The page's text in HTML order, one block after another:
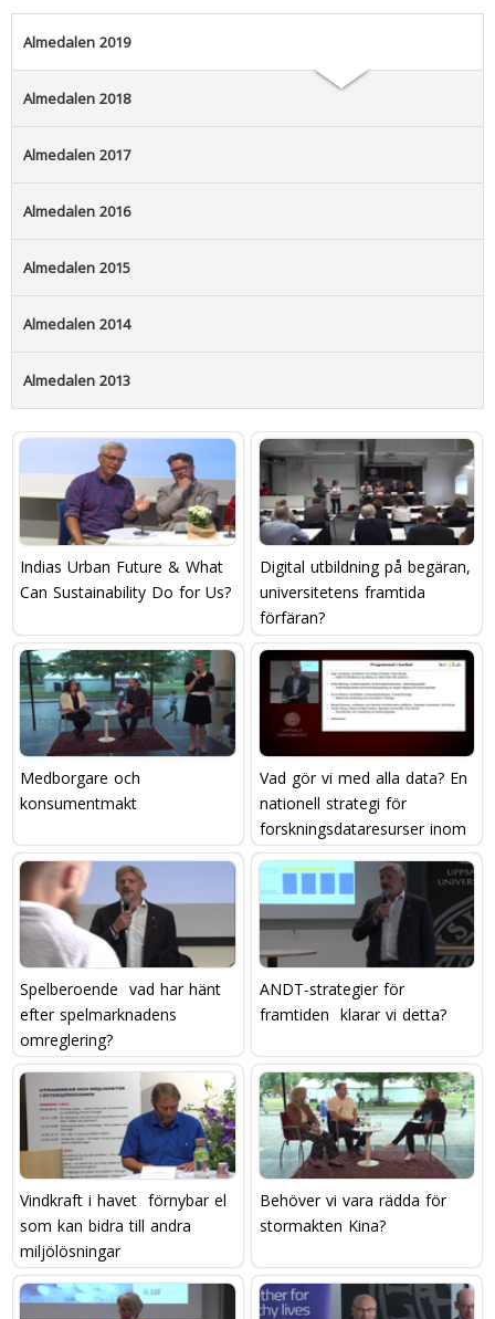
Almedalen 2019
Almedalen 2018
Almedalen 2017
Almedalen 2016
Almedalen 2015
Almedalen 2014
Almedalen 2013
Indias Urban Future & What
Can Sustainability Do for Us?
Digital utbildning på begäran,
universitetens framtida
förfäran?
Medborgare och
konsumentmakt
Vad gör vi med alla data? En
nationell strategi för
forskningsdataresurser inom
life science
Spelberoende  vad har hänt
efter spelmarknadens
omreglering?
ANDT-strategier för
framtiden  klarar vi detta?
Vindkraft i havet  förnybar el
som kan bidra till andra
miljölösningar
Behöver vi vara rädda för
stormakten Kina?